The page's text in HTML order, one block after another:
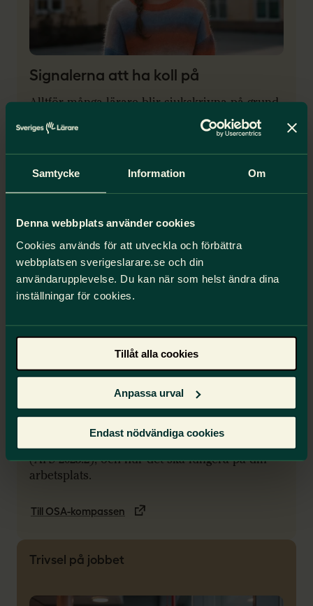
Samtycke Information Om
Denna webbplats använder cookies
Cookies används för att utveckla och förbättra
webbplatsen sverigeslarare.se och din
användarupplevelse. Du kan när som helst ändra dina
inställningar för cookies.
Tillåt alla cookies
Anpassa urval
Endast nödvändiga cookies
Signalerna att ha koll på
Alltför många lärare blir sjukskrivna på grund
av stress. Se varningssignalerna i tid med
hjälp av vår checklista.
7 tecken på stress
Vad innehåller OSA?
Få koll på regelverket
Lär dig mer om vad som står i föreskrifterna
(AFS 2023:2), och hur det ska fungera på din
arbetsplats.
Till OSA-kompassen
Trivsel på jobbet